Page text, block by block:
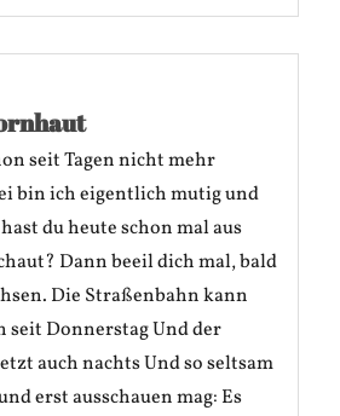
seit Tagen nicht mehr
bin ich eigentlich mutig und
du heute schon mal aus
Dann beeil dich mal, bald
Die Straßenbahn kann
Donnerstag Und der
auch nachts Und so seltsam
erst ausschauen mag: Es